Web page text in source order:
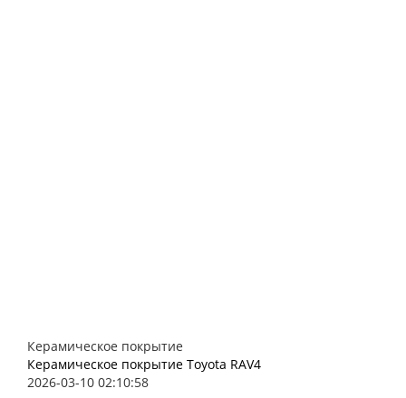
Керамическое покрытие
Керамическое покрытие Toyota RAV4
2026-03-10 02:10:58